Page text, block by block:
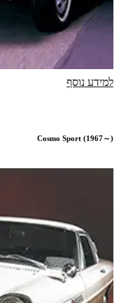
למידע נוסף
Cosmo Sport (1967～)